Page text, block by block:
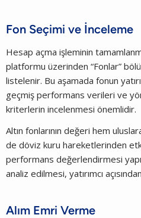
Fon Seçimi ve İnceleme
Hesap açma işleminin
platformu üzerinden “Fonlar”
listelenir. Bu aşamada fonun
geçmiş performans verileri ve
kriterlerin incelenmesi önemlidir.
Altın fonlarının değeri hem
de döviz kuru hareketlerinden
performans değerlendirmesi
analiz edilmesi, yatırımcı
Alım Emri Verme